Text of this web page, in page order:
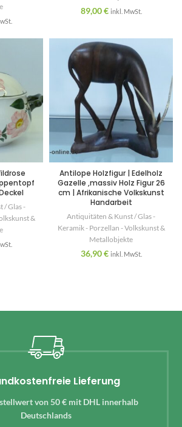
89,00€ inkl. MwSt.
/ Glas -
&
Antilope Holzfigur | Edelholz
Gazelle ,massiv Holz Figur 26
cm | Afrikanische Volkskunst
Handarbeit
Antiquitäten & Kunst / Glas -
Keramik - Porzellan - Volkskunst &
Metallobjekte
36,90€ inkl. MwSt.
Lieferung
von 50 € mit DHL innerhalb
Deutschlands